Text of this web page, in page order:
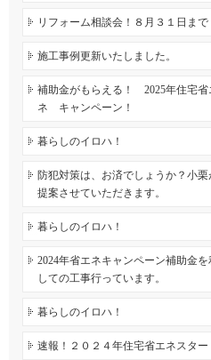
リフォーム相談会！８月３１日まで
施工事例更新いたしました。
補助金がもらえる！ 2025年住宅省
ネ キャンペーン！
暮らしのイロハ！
防犯対策は、お済でしょうか？小栗
提案させていただきます。
暮らしのイロハ！
2024年省エネキャンペーン補助金を
しての工事行っています。
暮らしのイロハ！
速報！２０２４年住宅省エネスター